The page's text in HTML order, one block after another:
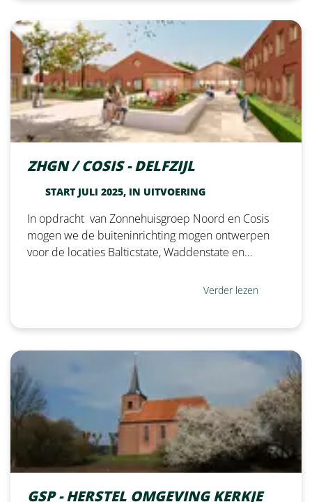
ZHGN / COSIS - DELFZIJL
START JULI 2025, IN UITVOERING
In opdracht van Zonnehuisgroep Noord en Cosis
mogen we de buiteninrichting mogen ontwerpen
voor de locaties Balticstate, Waddenstate en…
Verder lezen
GSP - HERSTEL OMGEVING KERKJE